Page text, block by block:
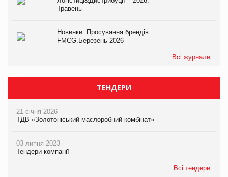
Травень
Новинки. Просування брендів
FMCG.Березень 2026
Всі журнали
ТЕНДЕРИ
21 січня 2026
ТДВ «Золотоніський маслоробний комбінат»
03 липня 2023
Тендери компанії
Всі тендери